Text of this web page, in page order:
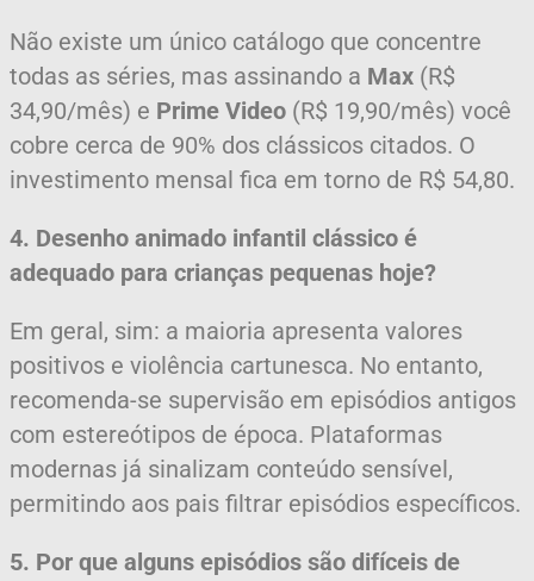
Não existe um único catálogo que concentre
todas as séries, mas assinando a Max (R$
34,90/mês) e Prime Video (R$ 19,90/mês) você
cobre cerca de 90% dos clássicos citados. O
investimento mensal fica em torno de R$ 54,80.
4. Desenho animado infantil clássico é
adequado para crianças pequenas hoje?
Em geral, sim: a maioria apresenta valores
positivos e violência cartunesca. No entanto,
recomenda-se supervisão em episódios antigos
com estereótipos de época. Plataformas
modernas já sinalizam conteúdo sensível,
permitindo aos pais filtrar episódios específicos.
5. Por que alguns episódios são difíceis de